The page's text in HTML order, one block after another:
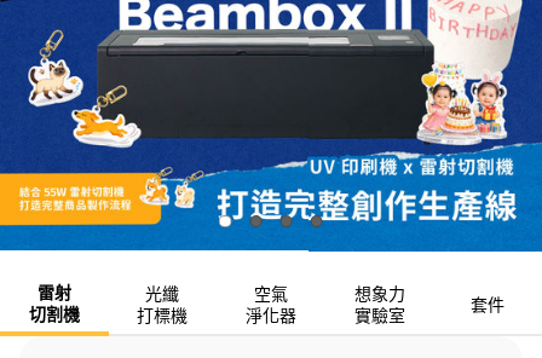
雷射
切割機
光纖
打標機
空氣
淨化器
想象力
實驗室
套件